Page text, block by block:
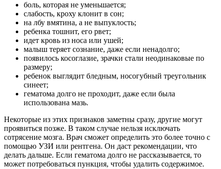
боль, которая не уменьшается;
слабость, кроху клонит в сон;
на лбу вмятина, а не выпуклость;
ребенка тошнит, его рвет;
идет кровь из носа или ушей;
малыш теряет сознание, даже если ненадолго;
появилось косоглазие, зрачки стали неодинаковые по
размеру;
ребенок выглядит бледным, носогубный треугольник
синеет;
гематома долго не проходит, даже если была
использована мазь.
Некоторые из этих признаков заметны сразу, другие могут
проявиться позже. В таком случае нельзя исключать
сотрясение мозга. Врач сможет определить это более точно с
помощью УЗИ или рентгена. Он даст рекомендации, что
делать дальше. Если гематома долго не рассказывается, то
может потребоваться пункция, чтобы удалить содержимое.